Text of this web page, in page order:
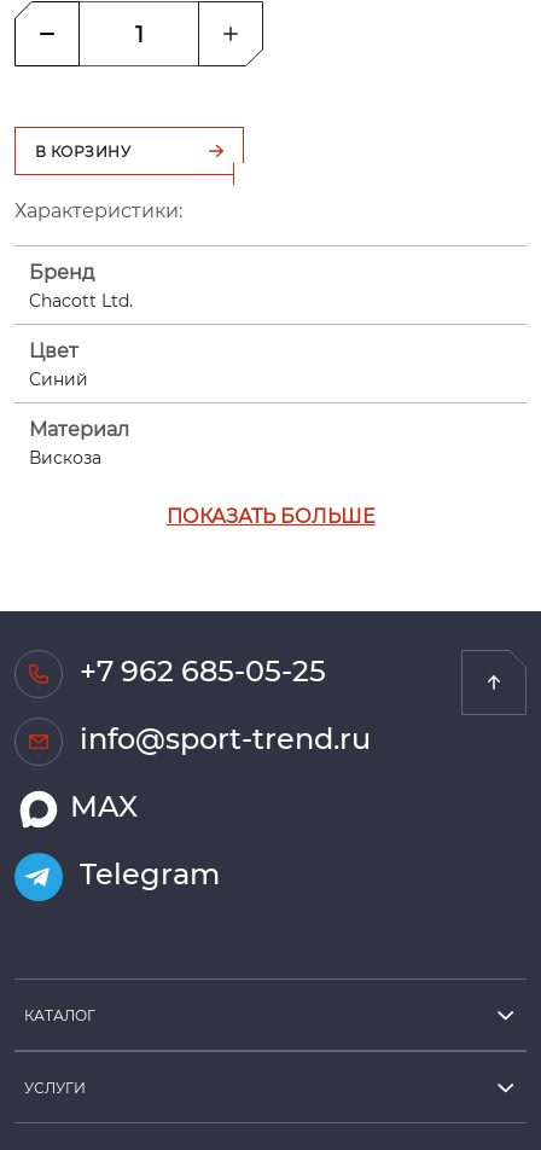
В КОРЗИНУ
Характеристики:
Бренд
Chacott Ltd.
Цвет
Синий
Материал
Вискоза
ПОКАЗАТЬ БОЛЬШЕ
+7 962 685-05-25
info@sport-trend.ru
MAX
Telegram
КАТАЛОГ
УСЛУГИ